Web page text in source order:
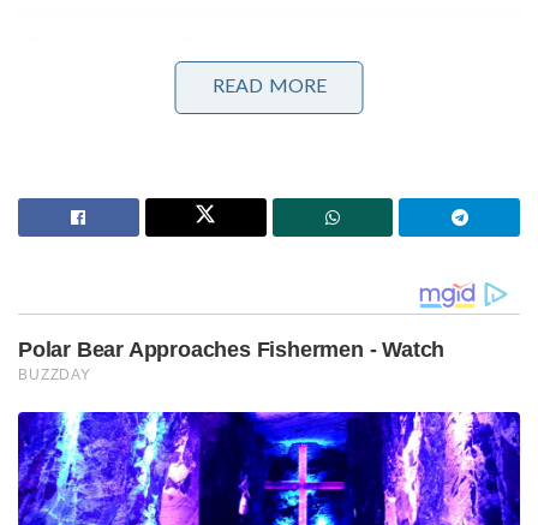
കുടുംബമാണ് ലളിതമായ ഒരു ലക്ഷ്യത്തോടെ ലെക്സി
പെൻസ് എന്ന കമ്പനിക്ക് തുടക്കമിടുന്നത്.
അക്കാലത്ത് റെയ്നോൾഡ്സും സെല്ലോയും
ഫ്ലെയറുമൊക്കെ വിപണി ഭരിക്കുമ്പോൾ, ലക്ഷ്വറി
ഫൗണ്ടൻ പേനകളുടെ പിന്നാലെ പോകാതെ
സാധാരണക്കാരായ വിദ്യാർത്ഥികളെ ലക്ഷ്യമിട്ടാണ്
അവർ വിപണിയിലെത്തിയത്. മിനുസമായി എഴുതാൻ
കഴിയുന്ന, കൂടുതൽ കാലം ഈടുനിൽക്കുന്ന,
READ MORE